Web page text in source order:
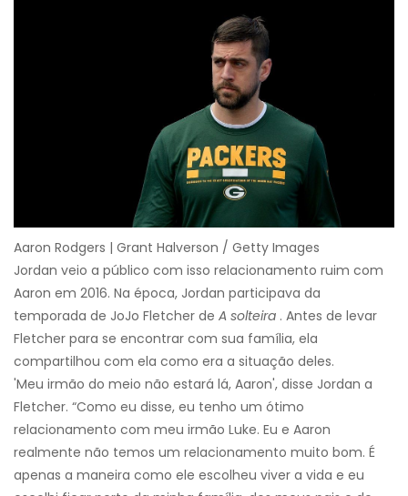
Aaron Rodgers | Grant Halverson / Getty Images
Jordan veio a público com isso relacionamento ruim com
Aaron em 2016. Na época, Jordan participava da
temporada de JoJo Fletcher de A solteira . Antes de levar
Fletcher para se encontrar com sua família, ela
compartilhou com ela como era a situação deles.
'Meu irmão do meio não estará lá, Aaron', disse Jordan a
Fletcher. “Como eu disse, eu tenho um ótimo
relacionamento com meu irmão Luke. Eu e Aaron
realmente não temos um relacionamento muito bom. É
apenas a maneira como ele escolheu viver a vida e eu